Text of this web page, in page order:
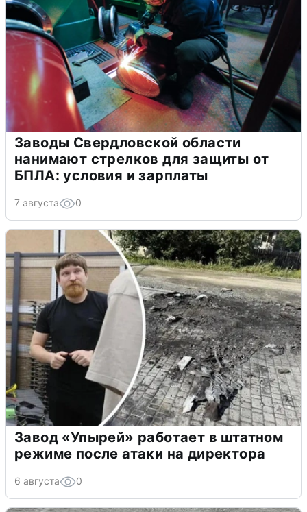
Заводы Свердловской области
нанимают стрелков для защиты от
БПЛА: условия и зарплаты
7 августа 0
Завод «Упырей» работает в штатном
режиме после атаки на директора
6 августа 0